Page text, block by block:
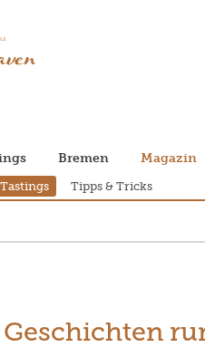
Bremen Magazin
Tastings Tipps & Tricks
Geschichten